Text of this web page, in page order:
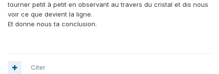
tourner petit à petit en observant au travers du cristal et dis nous
voir ce que devient la ligne.
Et donne nous ta conclusion.
Citer